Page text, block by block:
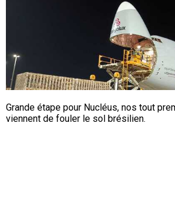
Grande étape pour Nucléus, nos tout
viennent de fouler le sol brésilien.